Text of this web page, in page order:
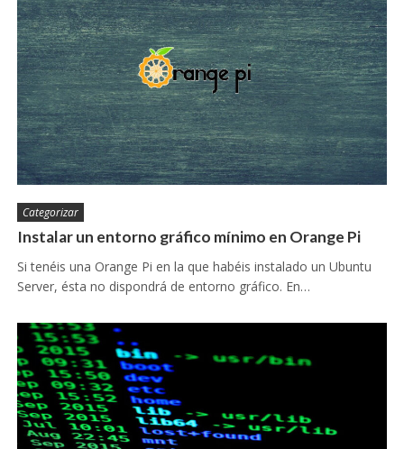
Categorizar
Instalar un entorno gráfico mínimo en Orange Pi
Si tenéis una Orange Pi en la que habéis instalado un Ubuntu
Server, ésta no dispondrá de entorno gráfico. En…